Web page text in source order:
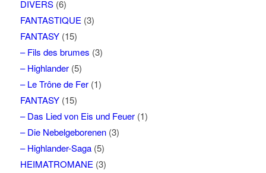
DIVERS(6)
FANTASTIQUE (3)
FANTASY(15)
– Fils des brumes (3)
– Highlander(5)
– Le Trône de Fer(1)
FANTASY(15)
– Das Lied von Eis und Feuer(1)
– Die Nebelgeborenen(3)
– Highlander-Saga(5)
HEIMATROMANE (3)